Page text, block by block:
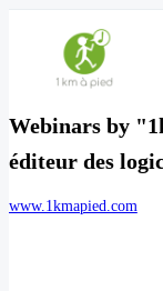
Webinars by
éditeur des
www.1kmapied.com